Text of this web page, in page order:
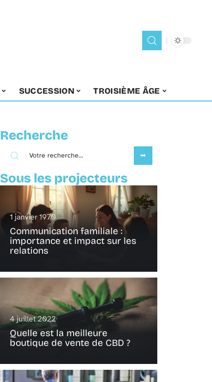
SUCCESSION TROISIÈME ÂGE
Recherche
Sous les projecteurs
1 janvier 1970
Communication familiale :
importance et impact sur les
relations
4 juillet 2022
Quelle est la meilleure
boutique de vente de CBD ?